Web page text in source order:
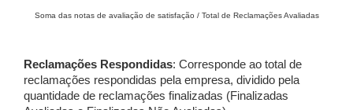
Soma das notas de avaliação de satisfação / Total de Reclamações Avaliadas
Reclamações Respondidas: Corresponde ao total de
reclamações respondidas pela empresa, dividido pela
quantidade de reclamações finalizadas (Finalizadas